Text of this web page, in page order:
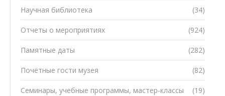
(34)
Научная библиотека
(924)
Отчеты о мероприятиях
(282)
Памятные даты
(82)
Почётные гости музея
(19)
Семинары, учебные программы, мастер-классы